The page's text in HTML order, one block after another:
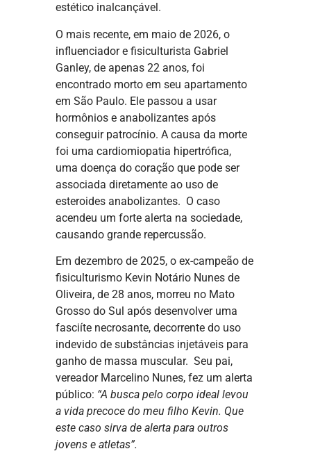
estético inalcançável.
O mais recente, em maio de 2026, o
influenciador e fisiculturista Gabriel
Ganley, de apenas 22 anos, foi
encontrado morto em seu apartamento
em São Paulo. Ele passou a usar
hormônios e anabolizantes após
conseguir patrocínio. A causa da morte
foi uma cardiomiopatia hipertrófica,
uma doença do coração que pode ser
associada diretamente ao uso de
esteroides anabolizantes. O caso
acendeu um forte alerta na sociedade,
causando grande repercussão.
Em dezembro de 2025, o ex-campeão de
fisiculturismo Kevin Notário Nunes de
Oliveira, de 28 anos, morreu no Mato
Grosso do Sul após desenvolver uma
fasciíte necrosante, decorrente do uso
indevido de substâncias injetáveis para
ganho de massa muscular. Seu pai,
vereador Marcelino Nunes, fez um alerta
público: “A busca pelo corpo ideal levou
a vida precoce do meu filho Kevin. Que
este caso sirva de alerta para outros
jovens e atletas”.